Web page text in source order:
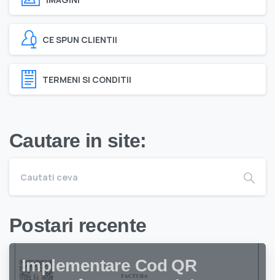
CE SPUN CLIENTII
TERMENI SI CONDITII
Cautare in site:
Postari recente
Implementare Cod QR